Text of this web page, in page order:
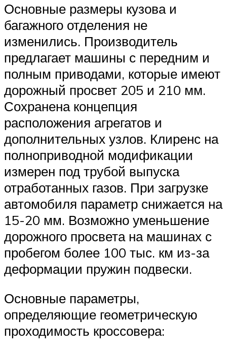
Основные размеры кузова и
багажного отделения не
изменились. Производитель
предлагает машины с передним и
полным приводами, которые имеют
дорожный просвет 205 и 210 мм.
Сохранена концепция
расположения агрегатов и
дополнительных узлов. Клиренс на
полноприводной модификации
измерен под трубой выпуска
отработанных газов. При загрузке
автомобиля параметр снижается на
15-20 мм. Возможно уменьшение
дорожного просвета на машинах с
пробегом более 100 тыс. км из-за
деформации пружин подвески.
Основные параметры,
определяющие геометрическую
проходимость кроссовера: